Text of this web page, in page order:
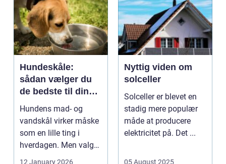
Hundeskåle:
sådan vælger du
de bedste til din
hund
Hundens mad- og
vandskål virker måske
som en lille ting i
hverdagen. Men valg
12 January 2026
Nyttig viden om
solceller
Solceller er blevet en
stadig mere populær
måde at producere
elektricitet på. Det ...
05 August 2025